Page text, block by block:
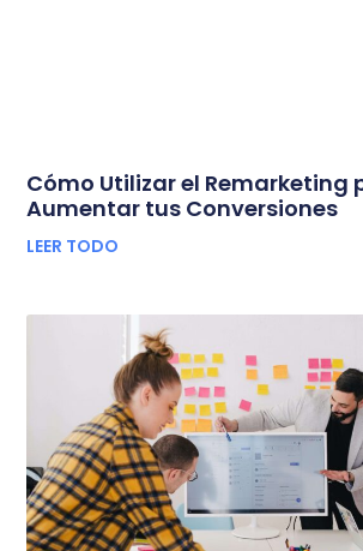
Cómo Utilizar el Remarketing
Aumentar tus Conversiones
LEER TODO